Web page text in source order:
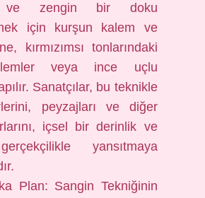
ve zengin bir doku
için kurşun kalem ve
kırmızımsı tonlarındaki
veya ince uçlu
Sanatçılar, bu teknikle
peyzajları ve diğer
içsel bir derinlik ve
yansıtmaya
Plan: Sangin Tekniğinin